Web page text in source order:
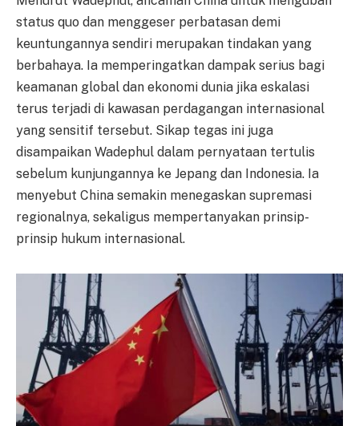
status quo dan menggeser perbatasan demi
keuntungannya sendiri merupakan tindakan yang
berbahaya. Ia memperingatkan dampak serius bagi
keamanan global dan ekonomi dunia jika eskalasi
terus terjadi di kawasan perdagangan internasional
yang sensitif tersebut. Sikap tegas ini juga
disampaikan Wadephul dalam pernyataan tertulis
sebelum kunjungannya ke Jepang dan Indonesia. Ia
menyebut China semakin menegaskan supremasi
regionalnya, sekaligus mempertanyakan prinsip-
prinsip hukum internasional.